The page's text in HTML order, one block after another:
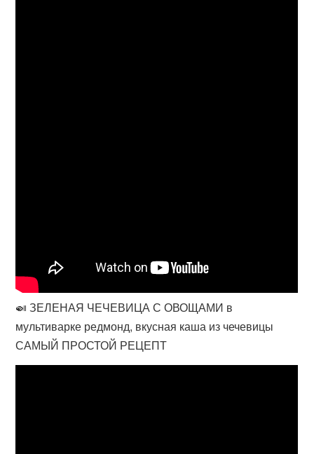
🍛 ЗЕЛЕНАЯ ЧЕЧЕВИЦА С ОВОЩАМИ в
мультиварке редмонд, вкусная каша из чечевицы
САМЫЙ ПРОСТОЙ РЕЦЕПТ